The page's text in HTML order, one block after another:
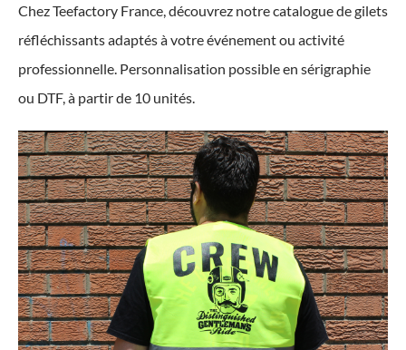
Chez Teefactory France, découvrez notre catalogue de gilets
réfléchissants adaptés à votre événement ou activité
professionnelle. Personnalisation possible en sérigraphie
ou DTF, à partir de 10 unités.